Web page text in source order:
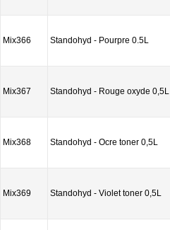
Mix366 Standohyd - Pourpre 0.5L
Mix367 Standohyd - Rouge oxyde 0,5L
Mix368 Standohyd - Ocre toner 0,5L
Mix369 Standohyd - Violet toner 0,5L